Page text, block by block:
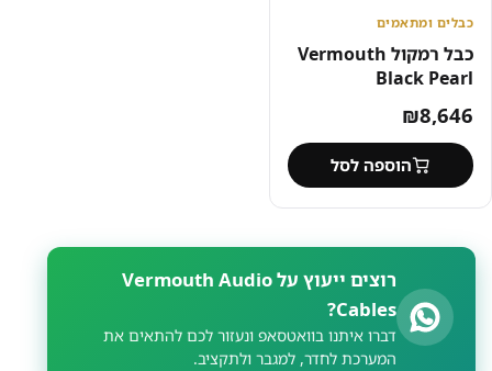
כבלים ומתאמים
כבל רמקול Vermouth
Black Pearl
₪8,646
הוספה לסל
רוצים ייעוץ על Vermouth Audio
Cables?
דברו איתנו בוואטסאפ ונעזור לכם להתאים את
המערכת לחדר, למגבר ולתקציב.